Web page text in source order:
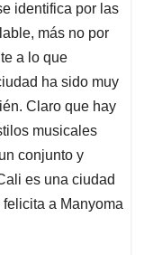
identifica por las
más no por
a lo que
ha sido muy
Claro que hay
musicales
conjunto y
es una ciudad
a Manyoma